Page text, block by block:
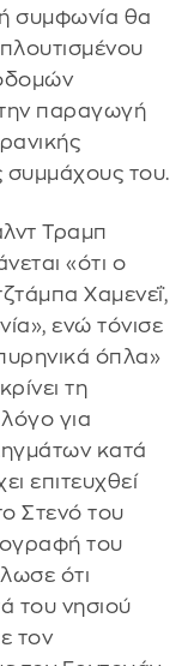
συμφωνία θα
παραγωγή
συμμάχους του.
Τραμπ
«ότι ο
Χαμενεΐ,
ενώ τόνισε
όπλα»
τη
για
κατά
επιτευχθεί
Στενό του
του
ότι
του νησιού
τον